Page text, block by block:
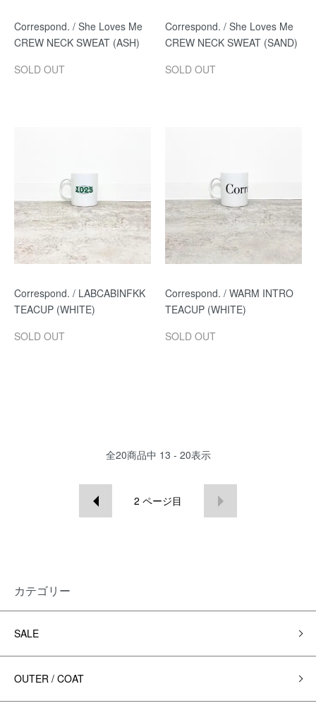
Correspond. / She Loves Me
CREW NECK SWEAT (ASH)
SOLD OUT
Correspond. / She Loves Me
CREW NECK SWEAT (SAND)
SOLD OUT
Correspond. / LABCABINFKK
TEACUP (WHITE)
SOLD OUT
Correspond. / WARM INTRO
TEACUP (WHITE)
SOLD OUT
全20商品中 13 - 20表示
2 ページ目
カテゴリー
SALE
OUTER / COAT